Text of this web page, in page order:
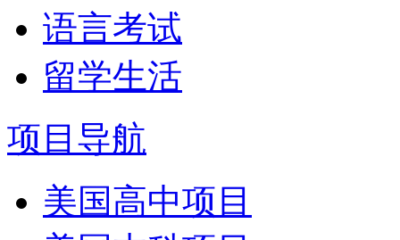
语言考试
留学生活
项目导航
美国高中项目